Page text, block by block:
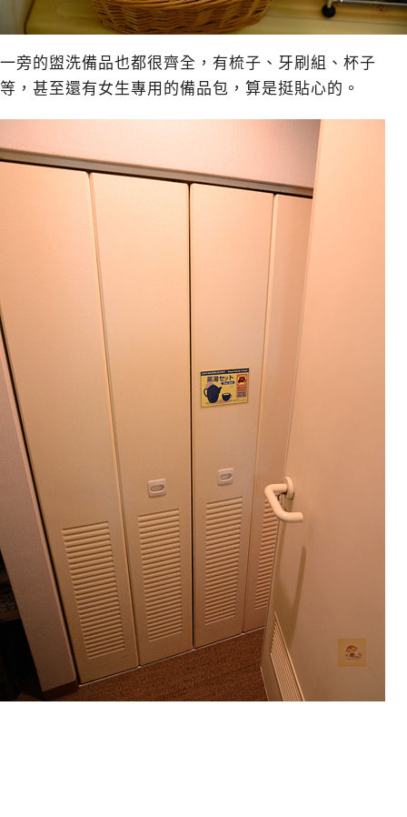
一旁的盥洗備品也都很齊全，有梳子、牙刷組、杯子
等，甚至還有女生專用的備品包，算是挺貼心的。